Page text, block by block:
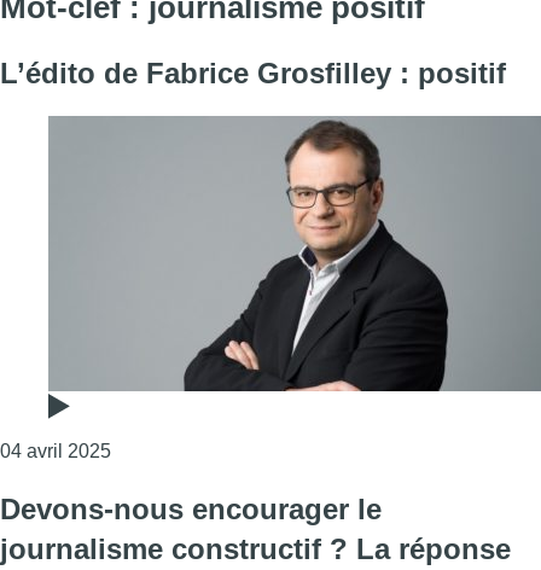
Mot-clef : journalisme positif
L’édito de Fabrice Grosfilley : positif
04 avril 2025Consulter l'article "L’édito de Fabrice Grosfilley :
Devons-nous encourager le
journalisme constructif ? La réponse